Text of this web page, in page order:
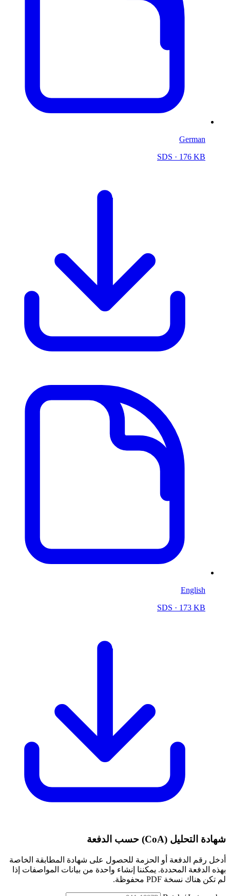
German
SDS · 176 KB
English
SDS · 173 KB
شهادة التحليل (CoA) حسب الدفعة
أدخل رقم الدفعة أو الحزمة للحصول على شهادة المطابقة الخاصة
بهذه الدفعة المحددة. يمكننا إنشاء واحدة من بيانات المواصفات إذا
لم تكن هناك نسخة PDF محفوظة.